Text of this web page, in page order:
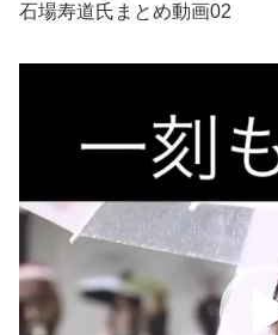
石場寿道氏まとめ動画02
ー
ー